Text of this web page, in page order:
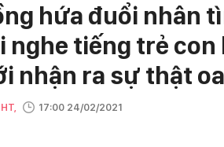
hứa đuổi nhân
nghe tiếng trẻ
nhận ra sự thật
17:00 24/02/2021